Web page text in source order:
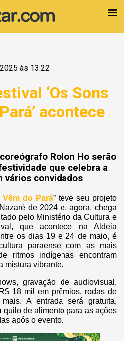
às 13:22
‘Os Sons
acontece
Rolon Ho serão
que celebra a
vários convidados
Vêm do Pará” teve seu projeto
de 2024 e, agora, chega
pelo Ministério da Cultura e
que acontece na Aldeia
os dias 19 e 24 de maio, é
paraense com as mais
ritmos indígenas encontram
mistura vibrante.
gravação de audiovisual,
18 mil em prêmios, rodas de
A entrada será gratuita,
quilo de alimento para as ações
após o evento.